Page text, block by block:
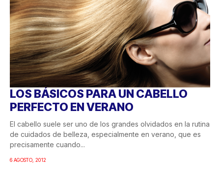
LOS BÁSICOS PARA UN CABELLO
PERFECTO EN VERANO
El cabello suele ser uno de los grandes olvidados en la rutina
de cuidados de belleza, especialmente en verano, que es
precisamente cuando...
6 AGOSTO, 2012